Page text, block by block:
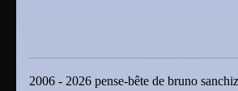
2006 - 2026 pense-bête de bruno sanchiz